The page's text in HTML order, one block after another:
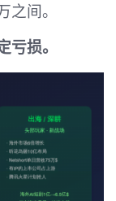
间。
损。